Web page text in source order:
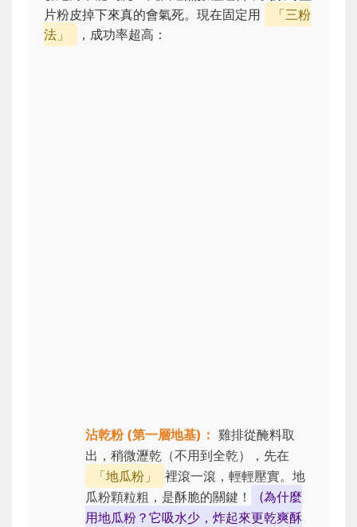
片粉皮掉下來真的會氣死。現在固定用
「三粉
法」
，成功率超高：
沾乾粉 (第一層地基)： 雞排從醃料取
出，稍微瀝乾（不用到全乾），先在
「地瓜粉」
裡滾一滾，輕輕壓實。地
瓜粉顆粒粗，是酥脆的關鍵！
(為什麼
用地瓜粉？它吸水少，炸起來更乾爽酥